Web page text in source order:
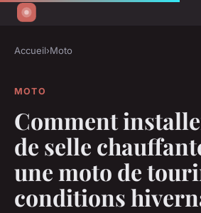
Accueil›Moto
MOTO
Comment
de selle
une moto de
conditions